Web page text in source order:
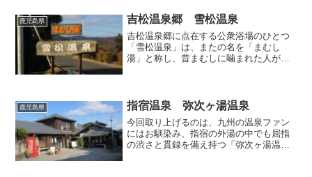
れれ？ 廃業しちゃったか」と...
鹿児島県 吉松温泉郷 雪松温泉
吉松温泉郷に点在する公衆浴場のひとつ
「雪松温泉」は、またの名を「まむし
湯」と称し、昔まむしに噛まれた人がこ
か。この温泉は川内川に架かる...
鹿児島県 指宿温泉 弥次ヶ湯温泉
今回取り上げるのは、九州の温泉ファン
にはお馴染み、指宿の外湯の中でも屈指
の渋さと貫録を備え持つ「弥次ヶ湯温